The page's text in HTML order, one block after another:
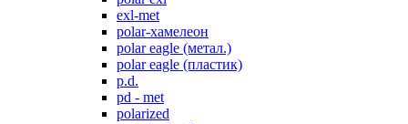
exl-met
polar-хамелеон
polar eagle (метал.)
polar eagle (пластик)
p.d.
pd - met
polarized